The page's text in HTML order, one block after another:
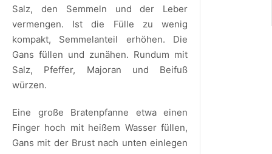
Salz, den Semmeln und der Leber
vermengen. Ist die Fülle zu wenig
kompakt, Semmelanteil erhöhen. Die
Gans füllen und zunähen. Rundum mit
Salz, Pfeffer, Majoran und Beifuß
würzen.
Eine große Bratenpfanne etwa einen
Finger hoch mit heißem Wasser füllen,
Gans mit der Brust nach unten einlegen